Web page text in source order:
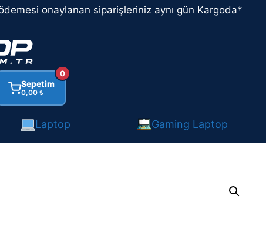
onaylanan siparişleriniz aynı gün Kargoda*
Sepetim
0,00 ₺
0
Laptop Gaming Laptop